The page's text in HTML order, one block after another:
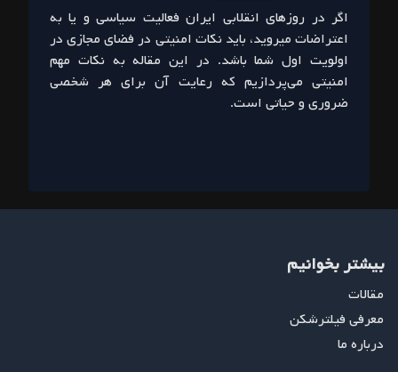
اگر در روزهای انقلابی ایران فعالیت سیاسی و یا به
اعتراضات میروید، باید نکات امنیتی در فضای مجازی در
اولویت اول شما باشد. در این مقاله به نکات مهم
امنیتی می‌پردازیم که رعایت آن برای هر شخصی
ضروری و حیاتی است.
بیشتر بخوانیم
مقالات
معرفی فیلترشکن
درباره ما